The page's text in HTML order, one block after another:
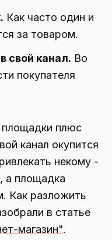
Как часто один и
за товаром.
свой канал. Во
покупателя
площадки плюс
канал окупится
некому -
а площадка
Как разложить
в статье
магазин".